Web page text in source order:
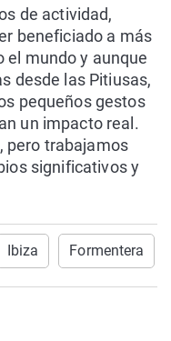
de actividad,
beneficiado a más
el mundo y aunque
desde las Pitiusas,
pequeños gestos
un impacto real.
pero trabajamos
significativos y
Ibiza Formentera